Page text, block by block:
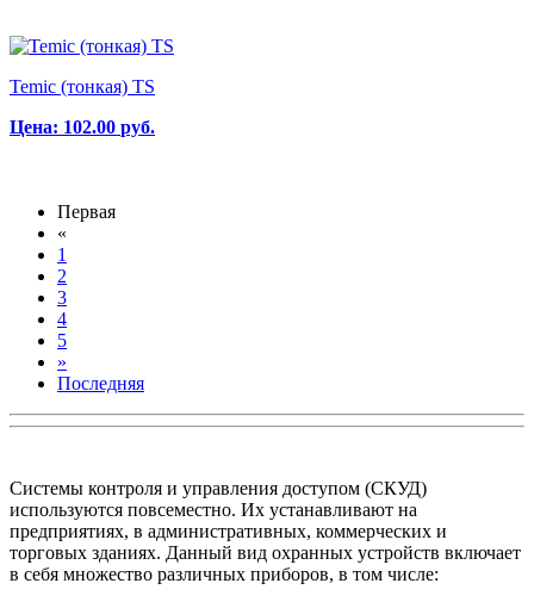
Temic (тонкая) TS
Цена: 102.00 руб.
Первая
«
1
2
3
4
5
»
Последняя
Системы контроля и управления доступом (СКУД)
используются повсеместно. Их устанавливают на
предприятиях, в административных, коммерческих и
торговых зданиях. Данный вид охранных устройств включает
в себя множество различных приборов, в том числе: